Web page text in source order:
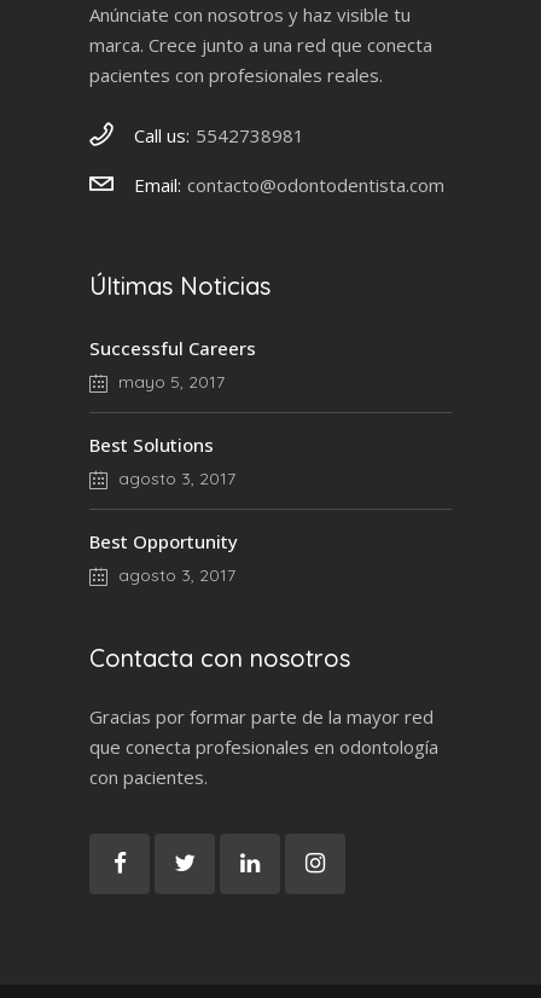
Anúnciate con nosotros y haz visible tu
marca. Crece junto a una red que conecta
pacientes con profesionales reales.
Call us: 5542738981
Email: contacto@odontodentista.com
Últimas Noticias
Successful Careers
mayo 5, 2017
Best Solutions
agosto 3, 2017
Best Opportunity
agosto 3, 2017
Contacta con nosotros
Gracias por formar parte de la mayor red
que conecta profesionales en odontología
con pacientes.